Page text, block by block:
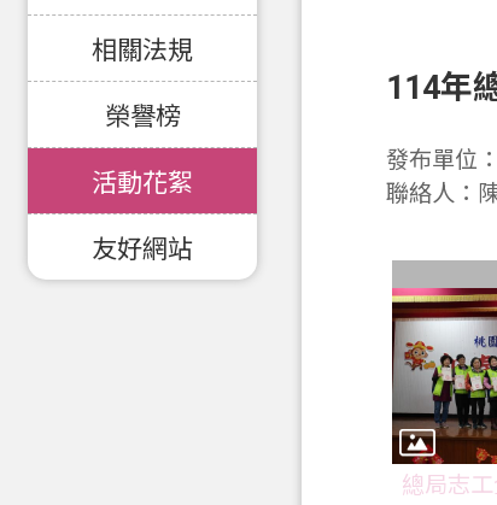
相關法規
榮譽榜
活動花絮
友好網站
114年
發布單位
聯絡人：
總局志